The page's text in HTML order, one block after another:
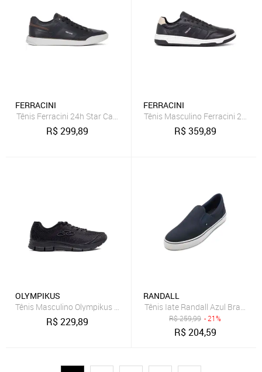
FERRACINI
Tênis Ferracini 24h Star Casual Couro Legítimo Confortável
R$299,89
FERRACINI
Tênis Masculino Ferracini 24h
R$359,89
OLYMPIKUS
Tênis Masculino Olympikus Proof 3 Preto/cinza
R$229,89
RANDALL
Tênis Iate Randall Azul Branco
R$259,99 - 21%
R$204,59